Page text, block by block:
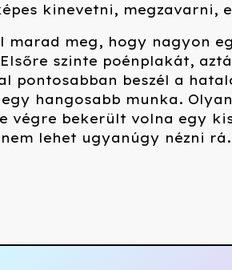
kinevetni, megzavarni,
marad meg, hogy nagyon
szinte poénplakát,
pontosabban beszél a
hangosabb munka.
végre bekerült volna egy
lehet ugyanúgy nézni rá.